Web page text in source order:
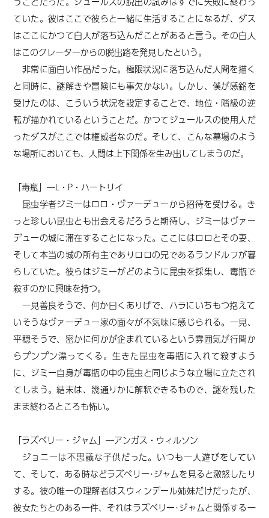
ていた。彼はここで彼らと一緒に生活することになるが、ダス
はここにかつて白人が落ち込んだことがあると言う。その白人
はこのクレーターからの脱出路を発見したという。
非常に面白い作品だった。極限状況に落ち込んだ人間を描く
と同時に、謎解きや冒険にも事欠かない。しかし、僕が感銘を
受けたのは、こういう状況を設定することで、地位・階級の逆
転が描かれているということだ。かつてジュールスの使用人だ
ったダスがここでは権威者なのだ。そして、こんな墓場のよう
な場所においても、人間は上下関係を生み出してしまうのだ。
「毒瓶」―L・P・ハートリイ
昆虫学者ジミーはロロ・ヴァーデューから招待を受ける。き
っと珍しい昆虫とも出会えるだろうと期待し、ジミーはヴァー
デューの城に滞在することになった。ここにはロロとその妻、
そして本当の城の所有主でありロロの兄であるランドルフが暮
らしていた。彼らはジミーがどのように昆虫を採集し、毒瓶で
殺すのかに興味を持つ。
一見善良そうで、何か曰くありげで、ハラにいちもつ抱えて
いそうなヴァーデュー家の面々が不気味に感じられる。一見、
平穏そうで、密かに何かが企まれているという雰囲気が行間か
らプンプン漂ってくる。生きた昆虫を毒瓶に入れて殺すよう
に、ジミー自身が毒瓶の中の昆虫と同じような立場に立たされ
てしまう。結末は、幾通りかに解釈できるもので、謎を残した
まま終わるところも怖い。
「ラズベリー・ジャム」―アンガス・ウィルソン
ジョニーは不思議な子供だった。いつも一人遊びをしてい
て、そして、ある時などラズベリー･ジャムを見ると激怒したり
する。彼の唯一の理解者はスウィンデール姉妹だけだったが、
彼女たちとのある一件、それはラズベリー･ジャムと関係する一